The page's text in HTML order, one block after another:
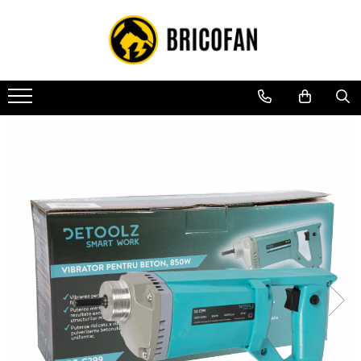
Toate Produsele
Vehicule electrice
Atv
Motocross
Piese de schimb vehicule electrice
Scutere electrice
Scutere pe benzina
Tricicluri cargo fara permis
Tricicluri persoane
Trotinete electrice